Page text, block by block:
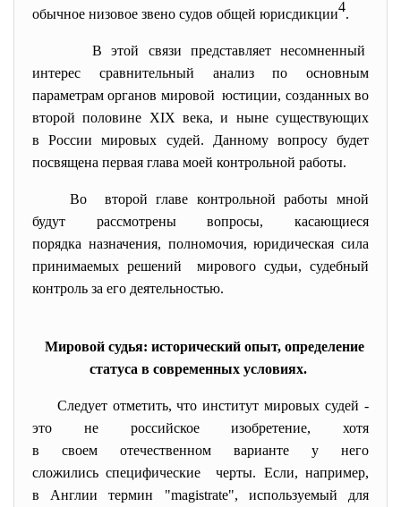
обычное низовое звено судов общей юрисдикции4.
В этой связи представляет несомненный
интерес сравнительный анализ по основным
параметрам органов мировой юстиции, созданных во
второй половине XIX века, и ныне существующих
в России мировых судей. Данному вопросу будет
посвящена первая глава моей контрольной работы.
Во второй главе контрольной работы мной
будут рассмотрены вопросы, касающиеся
порядка назначения, полномочия, юридическая сила
принимаемых решений мирового судьи, судебный
контроль за его деятельностью.
Мировой судья: исторический опыт, определение
статуса в современных условиях.
Следует отметить, что институт мировых судей -
это не российское изобретение, хотя
в своем отечественном варианте у него
сложились специфические черты. Если, например,
в Англии термин "magistrate", используемый для